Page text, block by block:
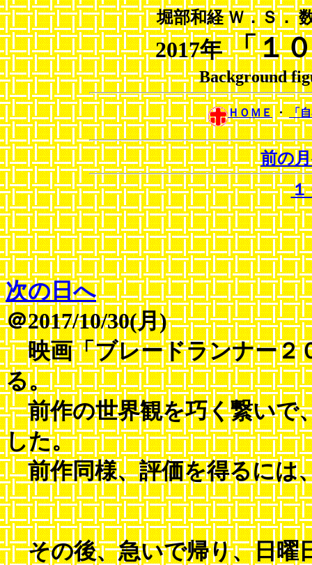
堀部和経 Ｗ．Ｓ．
2017年 「１
Background
ＨＯＭＥ・「
前の
１
次の日へ
＠2017/10/30(月)
映画「ブレードランナー２
る。
前作の世界観を巧く繋いで
した。
前作同様、評価を得るには
その後、急いで帰り、日曜